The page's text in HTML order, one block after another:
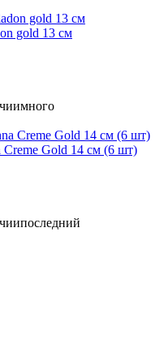
gold 13 см
много
Gold 14 см (6 шт)
последний